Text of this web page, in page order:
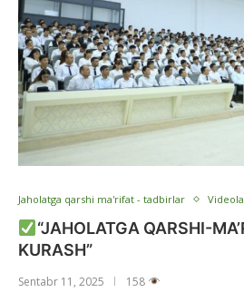
Jaholatga qarshi ma'rifat - tadbirlar
“JAHOLATGA QARSHI-
KURASH”
Sentabr 11, 2025 158